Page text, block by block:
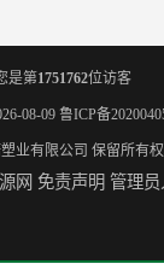
是第1751762位访客
08-09 鲁ICP备
业有限公司 保留所有
网 免责声明 管理员